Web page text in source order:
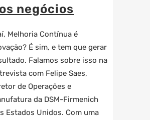
negócios
Melhoria Contínua é
É sim, e tem que gerar
Falamos sobre isso na
com Felipe Saes,
de Operações e
da DSM-Firmenich
Estados Unidos. Com uma